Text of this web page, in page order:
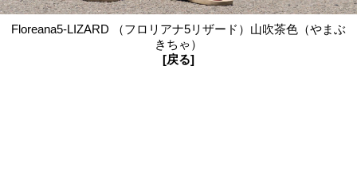
Floreana5-LIZARD （フロリアナ5リザード）山吹茶色（やまぶ
きちゃ）
[戻る]